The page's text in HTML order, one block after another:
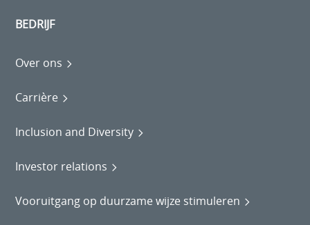
BEDRIJF
Over ons
Carrière
Inclusion and Diversity
Investor relations
Vooruitgang op duurzame wijze stimuleren